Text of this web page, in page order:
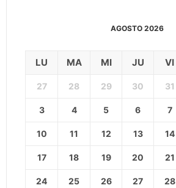
AGOSTO 2026
LU MA MI JU VI
27 28 29 30 31
3 4 5 6 7
10 11 12 13 14
17 18 19 20 21
24 25 26 27 28